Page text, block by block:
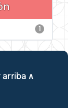
1
arriba ∧